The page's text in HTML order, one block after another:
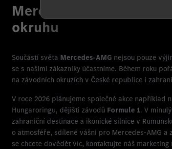
Mercedes-AMG vozy
okruhu
Součástí světa Mercedes-AMG nejsou pouze
se s našimi zákazníky účastníme. Během roku
na závodních okruzích v České republice i
V roce 2026 plánujeme společné akce například
Hungaroringu, dějišti závodů Formule 1. V
zahraniční destinace a ikonické silnice v
o atmosféře, sdílené vášni pro Mercedes-AMG
se chcete dovědět víc, kontaktujte náš